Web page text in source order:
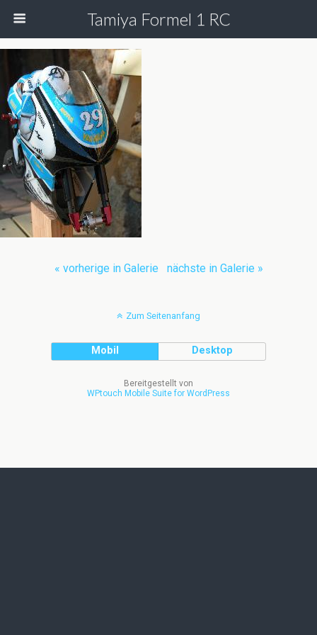
Tamiya Formel 1 RC
« vorherige in Galerie nächste in Galerie »
Zum Seitenanfang
Mobil Desktop
Bereitgestellt von
WPtouch Mobile Suite for WordPress